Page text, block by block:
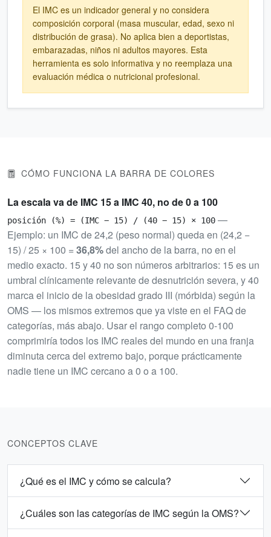
El IMC es un indicador general y no considera
composición corporal (masa muscular, edad, sexo ni
distribución de grasa). No aplica bien a deportistas,
embarazadas, niños ni adultos mayores. Esta
herramienta es solo informativa y no reemplaza una
evaluación médica o nutricional profesional.
CÓMO FUNCIONA LA BARRA DE COLORES
La escala va de IMC 15 a IMC 40, no de 0 a 100
posición (%) = (IMC − 15) / (40 − 15) × 100 —
Ejemplo: un IMC de 24,2 (peso normal) queda en (24,2 −
15) / 25 × 100 =36,8%del ancho de la barra, no en el
medio exacto. 15 y 40 no son números arbitrarios: 15 es un
umbral clínicamente relevante de desnutrición severa, y 40
marca el inicio de la obesidad grado III (mórbida) según la
OMS — los mismos extremos que ya viste en el FAQ de
categorías, más abajo. Usar el rango completo 0-100
comprimiría todos los IMC reales del mundo en una franja
diminuta cerca del extremo bajo, porque prácticamente
nadie tiene un IMC cercano a 0 o a 100.
CONCEPTOS CLAVE
¿Qué es el IMC y cómo se calcula?
¿Cuáles son las categorías de IMC según la OMS?